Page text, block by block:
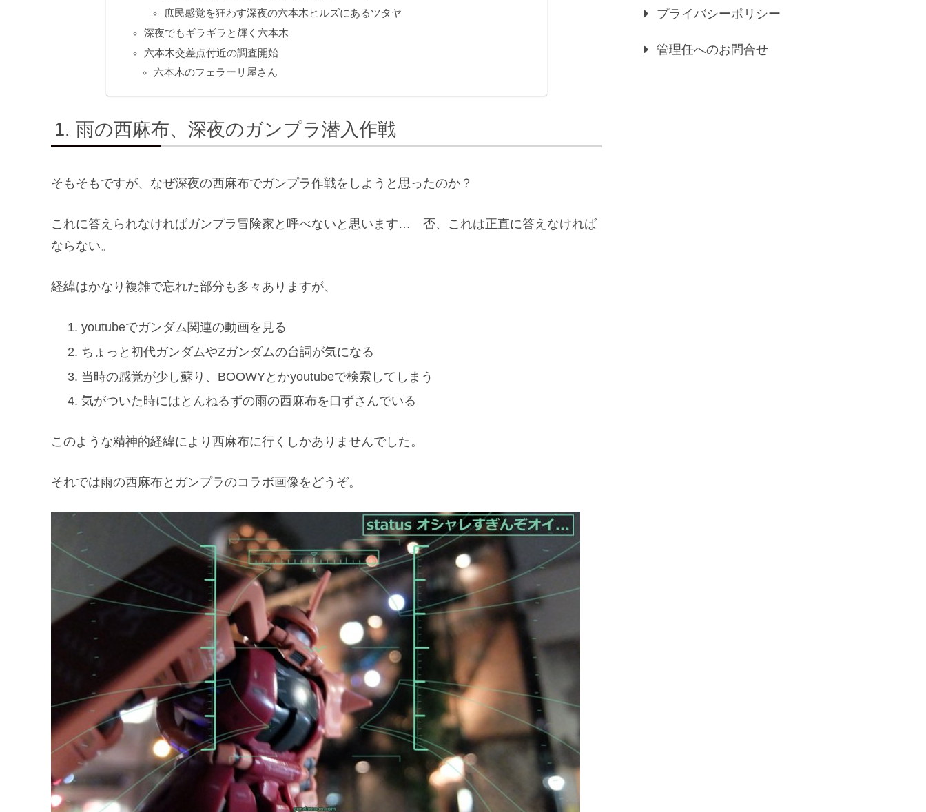
庶民感覚を狂わす深夜の六本木ヒルズにあるツタヤ
深夜でもギラギラと輝く六本木
六本木交差点付近の調査開始
六本木のフェラーリ屋さん
雨の西麻布、深夜のガンプラ潜入作戦
そもそもですが、なぜ深夜の西麻布でガンプラ作戦をしようと思ったのか？
これに答えられなければガンプラ冒険家と呼べないと思います… 否、これは正直に答えなければ
ならない。
経緯はかなり複雑で忘れた部分も多々ありますが、
youtubeでガンダム関連の動画を見る
ちょっと初代ガンダムやZガンダムの台詞が気になる
当時の感覚が少し蘇り、BOOWYとかyoutubeで検索してしまう
気がついた時にはとんねるずの雨の西麻布を口ずさんでいる
このような精神的経緯により西麻布に行くしかありませんでした。
それでは雨の西麻布とガンプラのコラボ画像をどうぞ。
プライバシーポリシー
管理任へのお問合せ